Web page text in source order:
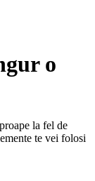
o
la fel de
te vei folosi